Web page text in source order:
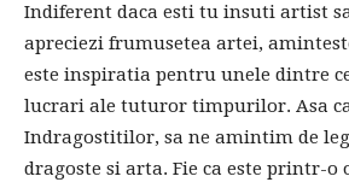
Indiferent daca esti tu insuti artist
apreciezi frumusetea artei,
este inspiratia pentru unele dintre
lucrari ale tuturor timpurilor. Asa
Indragostitilor, sa ne amintim de
dragoste si arta. Fie ca este printr-o